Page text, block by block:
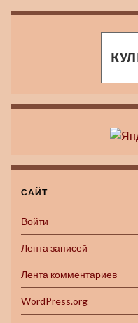
САЙТ
Войти
Лента записей
Лента комментариев
WordPress.org